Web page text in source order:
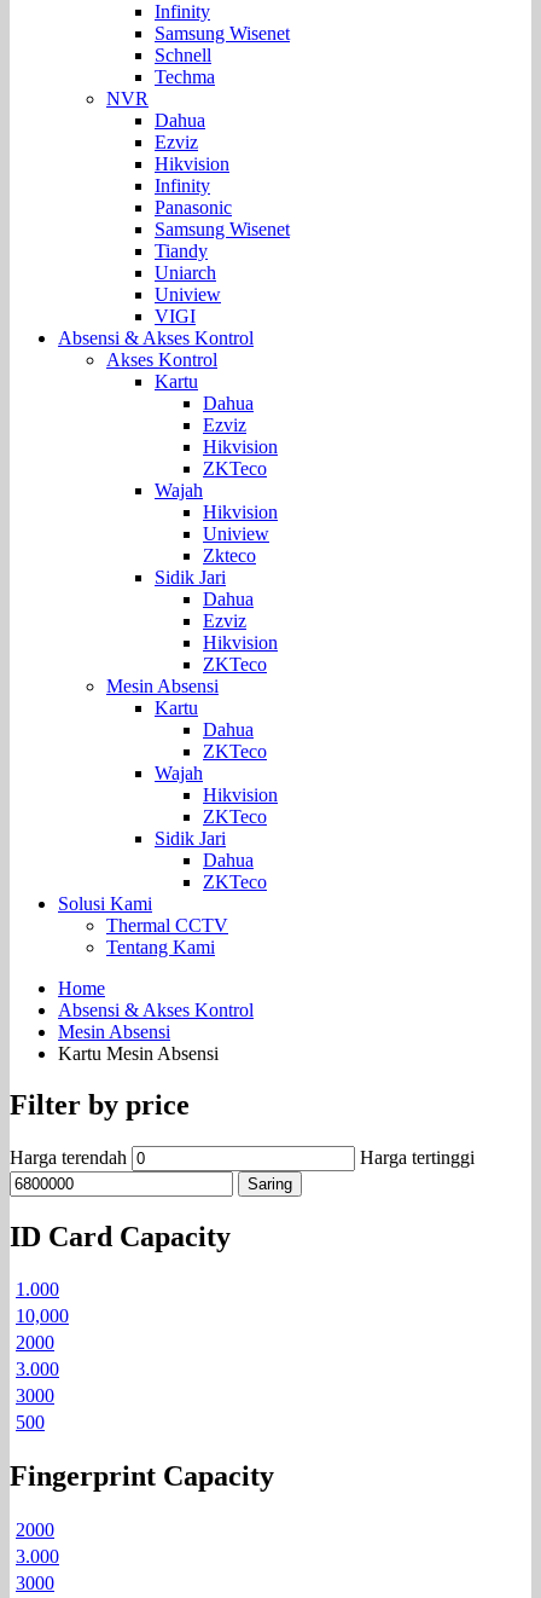
Infinity
Samsung Wisenet
Schnell
Techma
NVR
Dahua
Ezviz
Hikvision
Infinity
Panasonic
Samsung Wisenet
Tiandy
Uniarch
Uniview
VIGI
Absensi & Akses Kontrol
Akses Kontrol
Kartu
Dahua
Ezviz
Hikvision
ZKTeco
Wajah
Hikvision
Uniview
Zkteco
Sidik Jari
Dahua
Ezviz
Hikvision
ZKTeco
Mesin Absensi
Kartu
Dahua
ZKTeco
Wajah
Hikvision
ZKTeco
Sidik Jari
Dahua
ZKTeco
Solusi Kami
Thermal CCTV
Tentang Kami
Home
Absensi & Akses Kontrol
Mesin Absensi
Kartu Mesin Absensi
Filter by price
Harga terendah Harga tertinggi
Saring
ID Card Capacity
1.000
10,000
2000
3.000
3000
500
Fingerprint Capacity
2000
3.000
3000